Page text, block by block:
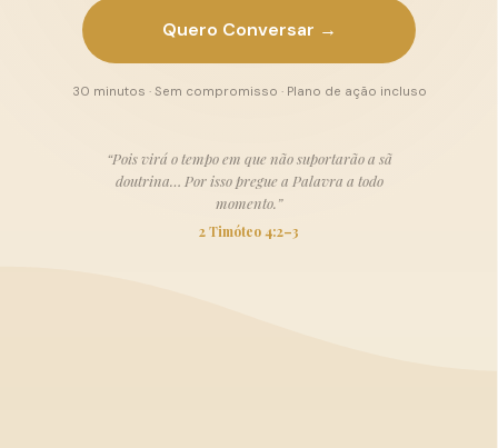
Quero Conversar →
30 minutos · Sem compromisso · Plano de ação incluso
“Pois virá o tempo em que não suportarão a sã
doutrina… Por isso pregue a Palavra a todo
momento.”
2 Timóteo 4:2–3